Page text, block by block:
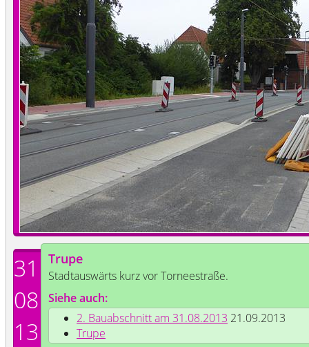
31
08
13
Trupe
Stadtauswärts kurz vor Torneestraße.
Siehe auch:
2. Bauabschnitt am 31.08.2013 21.09.2013
Trupe